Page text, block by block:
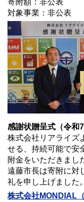
寄附額：非公表
対象事業：非公表
感謝状贈呈式（令和
株式会社リアライズ
せる、持続可能で安
附金をいただきまし
遠藤市長は寄附に対
礼を申し上げました。
株式会社MONDIAL